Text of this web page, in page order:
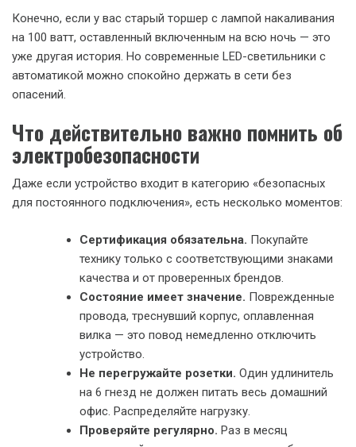
Конечно, если у вас старый торшер с лампой накаливания
на 100 ватт, оставленный включенным на всю ночь — это
уже другая история. Но современные LED-светильники с
автоматикой можно спокойно держать в сети без
опасений.
Что действительно важно помнить об
электробезопасности
Даже если устройство входит в категорию «безопасных
для постоянного подключения», есть несколько моментов:
Сертификация обязательна. Покупайте
технику только с соответствующими знаками
качества и от проверенных брендов.
Состояние имеет значение. Поврежденные
провода, треснувший корпус, оплавленная
вилка — это повод немедленно отключить
устройство.
Не перегружайте розетки. Один удлинитель
на 6 гнезд не должен питать весь домашний
офис. Распределяйте нагрузку.
Проверяйте регулярно. Раз в месяц